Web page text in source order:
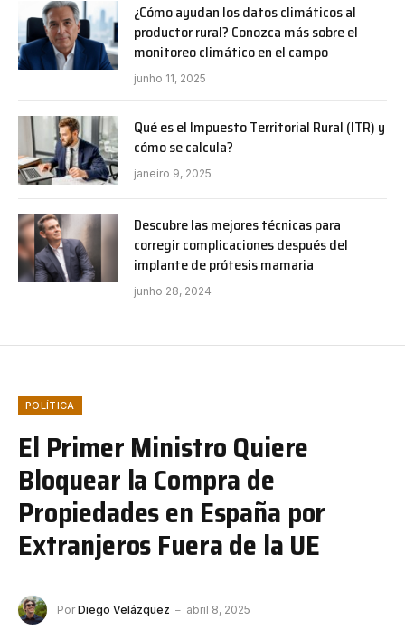
¿Cómo ayudan los datos climáticos al
productor rural? Conozca más sobre el
monitoreo climático en el campo
junho 11, 2025
Qué es el Impuesto Territorial Rural (ITR) y
cómo se calcula?
janeiro 9, 2025
Descubre las mejores técnicas para
corregir complicaciones después del
implante de prótesis mamaria
junho 28, 2024
POLÍTICA
El Primer Ministro Quiere
Bloquear la Compra de
Propiedades en España por
Extranjeros Fuera de la UE
Por Diego Velázquez abril 8, 2025